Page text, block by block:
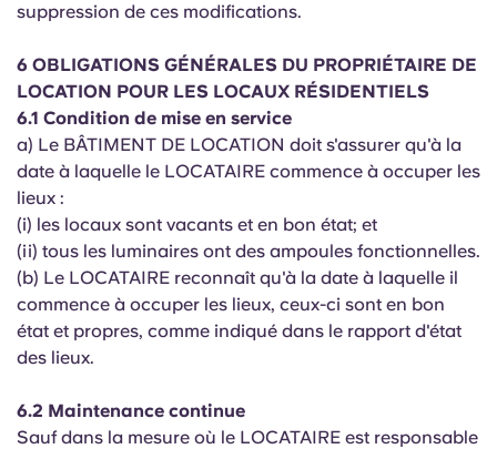
suppression de ces modifications.
6 OBLIGATIONS GÉNÉRALES DU PROPRIÉTAIRE DE
LOCATION POUR LES LOCAUX RÉSIDENTIELS
6.1 Condition de mise en service
a) Le BÂTIMENT DE LOCATION doit s'assurer qu'à la
date à laquelle le LOCATAIRE commence à occuper les
lieux :
(i) les locaux sont vacants et en bon état; et
(ii) tous les luminaires ont des ampoules fonctionnelles.
(b) Le LOCATAIRE reconnaît qu'à la date à laquelle il
commence à occuper les lieux, ceux-ci sont en bon
état et propres, comme indiqué dans le rapport d'état
des lieux.
6.2 Maintenance continue
Sauf dans la mesure où le LOCATAIRE est responsable